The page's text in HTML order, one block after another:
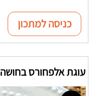
כניסה למתכון
עוגת אלפחורס בחושה